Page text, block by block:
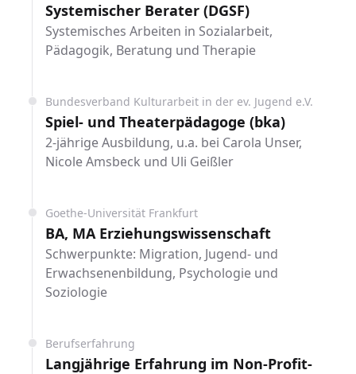
Systemischer Berater (DGSF)
Systemisches Arbeiten in Sozialarbeit,
Pädagogik, Beratung und Therapie
Bundesverband Kulturarbeit in der ev. Jugend e.V.
Spiel- und Theaterpädagoge (bka)
2-jährige Ausbildung, u.a. bei Carola Unser,
Nicole Amsbeck und Uli Geißler
Goethe-Universität Frankfurt
BA, MA Erziehungswissenschaft
Schwerpunkte: Migration, Jugend- und
Erwachsenenbildung, Psychologie und
Soziologie
Berufserfahrung
Langjährige Erfahrung im Non-Profit-